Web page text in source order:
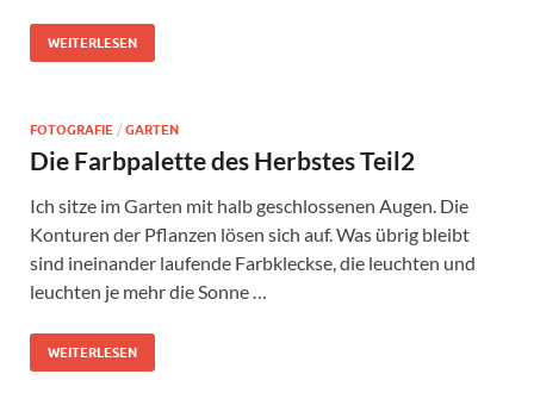
WEITERLESEN
FOTOGRAFIE / GARTEN
Die Farbpalette des Herbstes Teil2
Ich sitze im Garten mit halb geschlossenen Augen. Die
Konturen der Pflanzen lösen sich auf. Was übrig bleibt
sind ineinander laufende Farbkleckse, die leuchten und
leuchten je mehr die Sonne …
WEITERLESEN